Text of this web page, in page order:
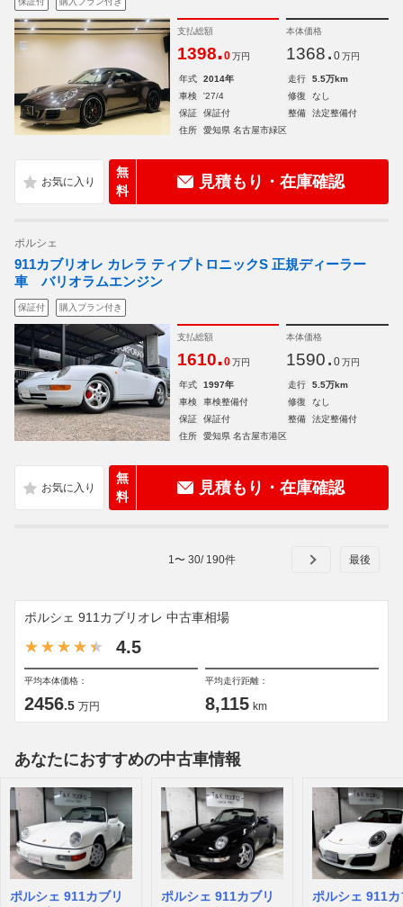
支払総額
1398.0 万円
本体価格
1368. 0 万円
年式 2014年 走行
5.5万km
車検
'27/4 修復
なし
保証
保証付 整備
法定整備付
住所
愛知県 名古屋市緑区
無
料
見積もり・在庫確認
ポルシェ
911カブリオレ カレラ ティプトロニックS 正規ディーラー
車 バリオラムエンジン
保証付 購入プラン付き
支払総額
1610.0 万円
本体価格
1590. 0 万円
年式 1997年 走行
5.5万km
車検
車検整備付 修復
なし
保証
保証付 整備
法定整備付
住所
愛知県 名古屋市港区
無
料
見積もり・在庫確認
1 〜 30/ 190件
ポルシェ 911カブリオレ 中古車相場
4.5
平均本体価格：
2456.5 万円
平均走行距離：
8,115 km
あなたにおすすめの中古車情報
ポルシェ 911カブリ
ポルシェ 911カブリ
ポルシェ 911カ